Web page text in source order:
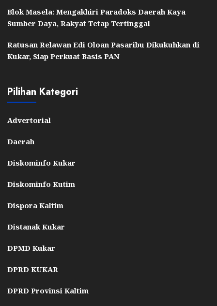
Blok Masela: Mengakhiri Paradoks Daerah Kaya
Sumber Daya, Rakyat Tetap Tertinggal
Ratusan Relawan Edi Oloan Pasaribu Dikukuhkan di
Kukar, Siap Perkuat Basis PAN
Pilihan Kategori
Advertorial
Daerah
Diskominfo Kukar
Diskominfo Kutim
Dispora Kaltim
Distanak Kukar
DPMD Kukar
DPRD KUKAR
DPRD Provinsi Kaltim